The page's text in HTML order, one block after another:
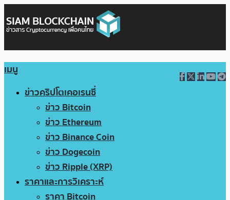
เมนู
ข่าวคริปโตเคอเรนซี่
ข่าว Bitcoin
ข่าว Ethereum
ข่าว Binance Coin
ข่าว Dogecoin
ข่าว Ripple (XRP)
ราคาและการวิเคราะห์
ราคา Bitcoin